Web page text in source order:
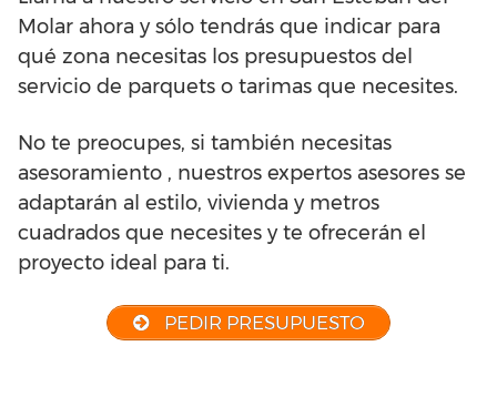
Molar ahora y sólo tendrás que indicar para
qué zona necesitas los presupuestos del
servicio de parquets o tarimas que necesites.
No te preocupes, si también necesitas
asesoramiento , nuestros expertos asesores se
adaptarán al estilo, vivienda y metros
cuadrados que necesites y te ofrecerán el
proyecto ideal para ti.
PEDIR PRESUPUESTO